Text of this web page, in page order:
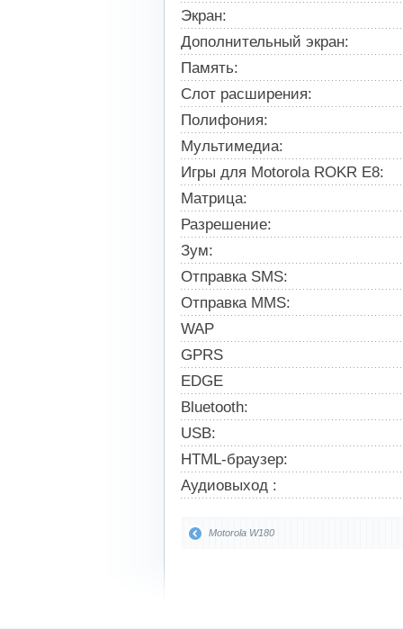
Экран:
Дополнительный экран:
Память:
Слот расширения:
Полифония:
Мультимедиа:
Игры для Motorola ROKR E8:
Матрица:
Разрешение:
Зум:
Отправка SMS:
Отправка MMS:
WAP
GPRS
EDGE
Bluetooth:
USB:
HTML-браузер:
Аудиовыход :
Motorola W180